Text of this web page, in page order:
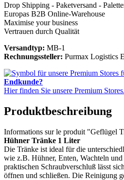
Drop Shipping - Paketversand -
Europas B2B Online-Warehouse
Maximise your business
Vertrauen durch Qualität
Versandtyp: MB-1
Rechnungssteller: Purmax Logistics
Endkunde?
Hier finden Sie unsere Premium Stores.
Produktbeschreibung
Informations sur le produit "Geflügel
Hühner Tränke 1 Liter
Die Tränke ist ideal für die
wie z.B. Hühner, Enten, Wachteln
praktischen Schraubverschluß lässt
öffnen und schließen. Die Reinigung